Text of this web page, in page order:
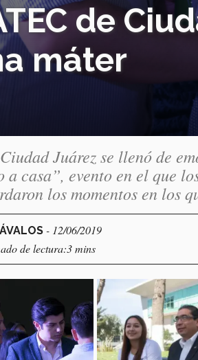
de
máter
Juárez se llenó de
a casa”, evento en el que
los momentos en los
- 12/06/2019
de lectura:3 mins